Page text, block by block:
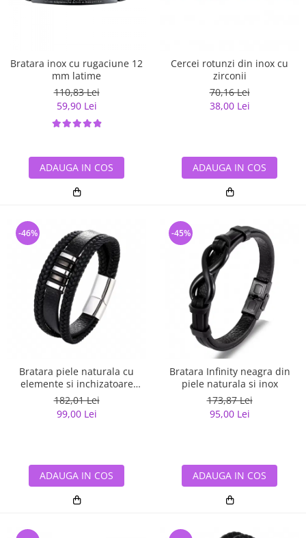
Bratara inox cu rugaciune 12
mm latime
110,83 Lei
59,90 Lei
ADAUGA IN COS
Cercei rotunzi din inox cu
zirconii
70,16 Lei
38,00 Lei
ADAUGA IN COS
Bratara piele naturala cu
elemente si inchizatoare
argintii din inox
182,01 Lei
99,00 Lei
-46%
ADAUGA IN COS
Bratara Infinity neagra din
piele naturala si inox
173,87 Lei
95,00 Lei
-45%
ADAUGA IN COS